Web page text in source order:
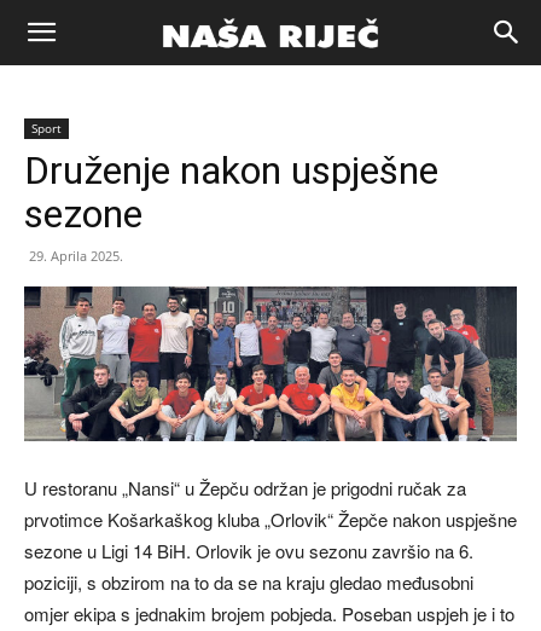
Naša
riječ
Sport
Druženje nakon uspješne
sezone
29. Aprila 2025.
U restoranu „Nansi“ u Žepču održan je prigodni ručak za
prvotimce Košarkaškog kluba „Orlovik“ Žepče nakon uspješne
sezone u Ligi 14 BiH. Orlovik je ovu sezonu završio na 6.
poziciji, s obzirom na to da se na kraju gledao međusobni
omjer ekipa s jednakim brojem pobjeda. Poseban uspjeh je i to